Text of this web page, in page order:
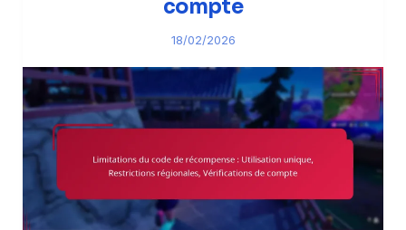
compte
18/02/2026